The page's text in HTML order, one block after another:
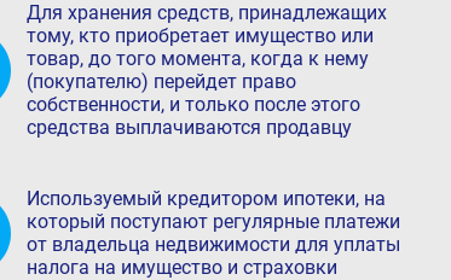
Для хранения средств, принадлежащих
тому, кто приобретает имущество или
товар, до того момента, когда к нему
(покупателю) перейдет право
собственности, и только после этого
средства выплачиваются продавцу
Используемый кредитором ипотеки, на
который поступают регулярные платежи
от владельца недвижимости для уплаты
налога на имущество и страховки